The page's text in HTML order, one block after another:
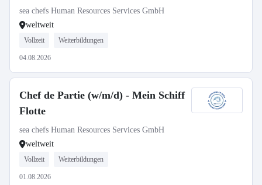
sea chefs Human Resources Services GmbH
weltweit
Vollzeit Weiterbildungen
04.08.2026
Chef de Partie (w/m/d) - Mein Schiff
Flotte
sea chefs Human Resources Services GmbH
weltweit
Vollzeit Weiterbildungen
01.08.2026